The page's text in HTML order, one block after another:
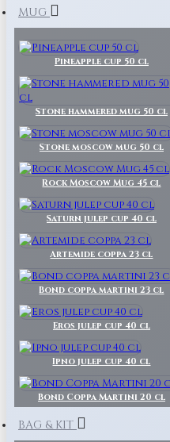
MUG
Pineapple cup 50 cl
Stone hammered mug 50 cl
Stone moscow mug 50 cl
Rock Moscow Mug 45 cl
Saturn julep cup 40 cl
Artemide coppa 23 cl
Bond coppa martini 23 cl
Eros julep cup 40 cl
Ipno julep cup 40 cl
Bond Coppa Martini 20 cl
BAG & KIT